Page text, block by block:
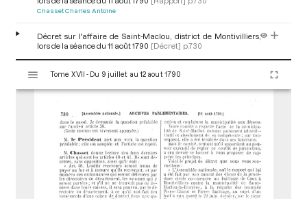
Chasset Charles Antoine
Décret sur l'affaire de Saint-Maclou, district de Montivilliers,
lors de la séance du 11 août 1790 [Décret] p.730
s
Tome XVII - Du 9 juillet au 12 aout 1790